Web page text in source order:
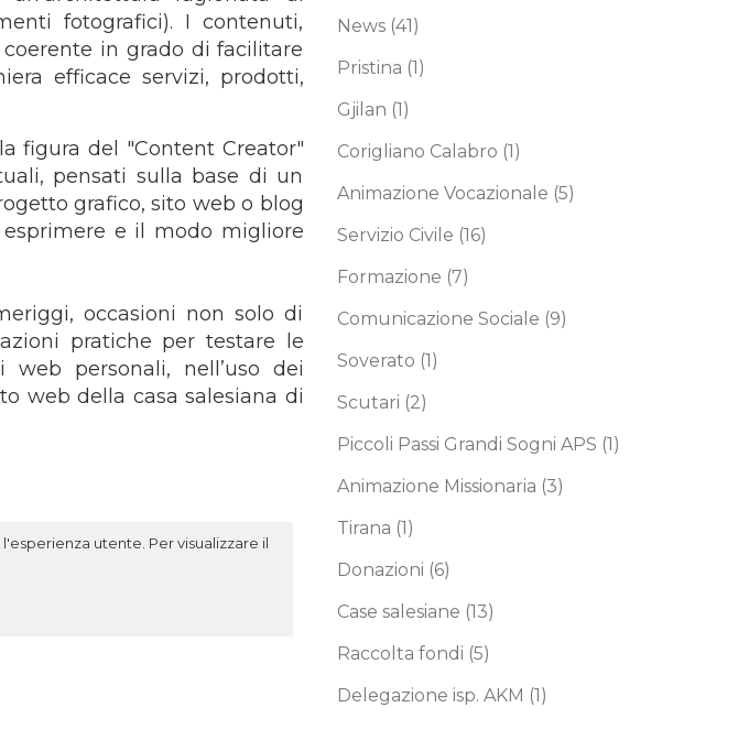
fotografici). I contenuti,
in grado di facilitare
efficace servizi, prodotti,
figura del "Content Creator"
pensati sulla base di un
grafico, sito web o blog
e il modo migliore
occasioni non solo di
pratiche per testare le
personali, nell’uso dei
web della casa salesiana di
utente. Per visualizzare il
News (41)
Pristina (1)
Gjilan (1)
Corigliano Calabro (1)
Animazione Vocazionale (5)
Servizio Civile (16)
Formazione (7)
Comunicazione Sociale (9)
Soverato (1)
Scutari (2)
Piccoli Passi Grandi Sogni APS (1)
Animazione Missionaria (3)
Tirana (1)
Donazioni (6)
Case salesiane (13)
Raccolta fondi (5)
Delegazione isp. AKM (1)